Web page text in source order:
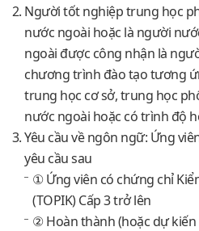
Người tốt nghiệp trung học
nước ngoài hoặc là người
ngoài được công nhận là
chương trình đào tạo tương
trung học cơ sở, trung học
nước ngoài hoặc có trình độ
Yêu cầu về ngôn ngữ: Ứng
yêu cầu sau
① Ứng viên có chứng chỉ
(TOPIK) Cấp 3 trở lên
② Hoàn thành (hoặc dự